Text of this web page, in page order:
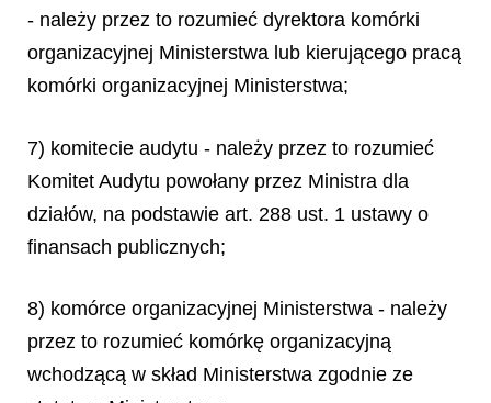
- należy przez to rozumieć dyrektora komórki
organizacyjnej Ministerstwa lub kierującego pracą
komórki organizacyjnej Ministerstwa;
7) komitecie audytu - należy przez to rozumieć
Komitet Audytu powołany przez Ministra dla
działów, na podstawie art. 288 ust. 1 ustawy o
finansach publicznych;
8) komórce organizacyjnej Ministerstwa - należy
przez to rozumieć komórkę organizacyjną
wchodzącą w skład Ministerstwa zgodnie ze